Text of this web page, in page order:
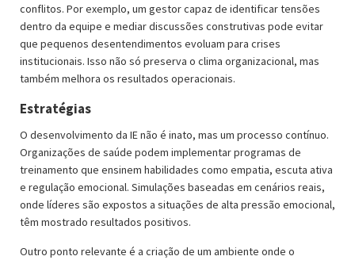
conflitos. Por exemplo, um gestor capaz de identificar tensões
dentro da equipe e mediar discussões construtivas pode evitar
que pequenos desentendimentos evoluam para crises
institucionais. Isso não só preserva o clima organizacional, mas
também melhora os resultados operacionais.
Estratégias
O desenvolvimento da IE não é inato, mas um processo contínuo.
Organizações de saúde podem implementar programas de
treinamento que ensinem habilidades como empatia, escuta ativa
e regulação emocional. Simulações baseadas em cenários reais,
onde líderes são expostos a situações de alta pressão emocional,
têm mostrado resultados positivos.
Outro ponto relevante é a criação de um ambiente onde o